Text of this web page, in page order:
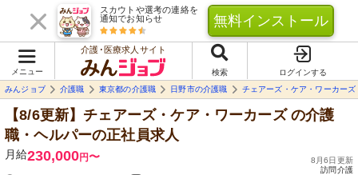
スカウトや選考の連絡を
通知でお知らせ
無料インストール
メニュー
介護･医療求人サイト
検索
ログインする
みんジョブ
介護職 東京都の介護職 日野市の介護職 チェアーズ・ケア・ワーカーズ
【8/6更新】チェアーズ・ケア・ワーカーズの介護
職・ヘルパーの正社員求人
月給230,000円〜
8月6日更新
訪問介護